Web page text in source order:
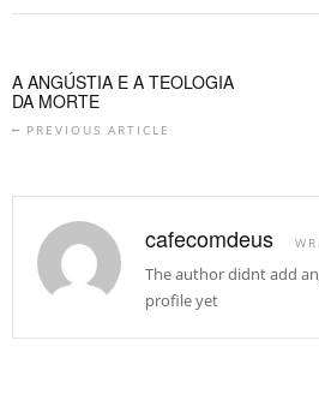
A ANGÚSTIA E A TEOLOGIA
DA MORTE
PREVIOUS ARTICLE
cafecomdeus
The author didnt add
profile yet